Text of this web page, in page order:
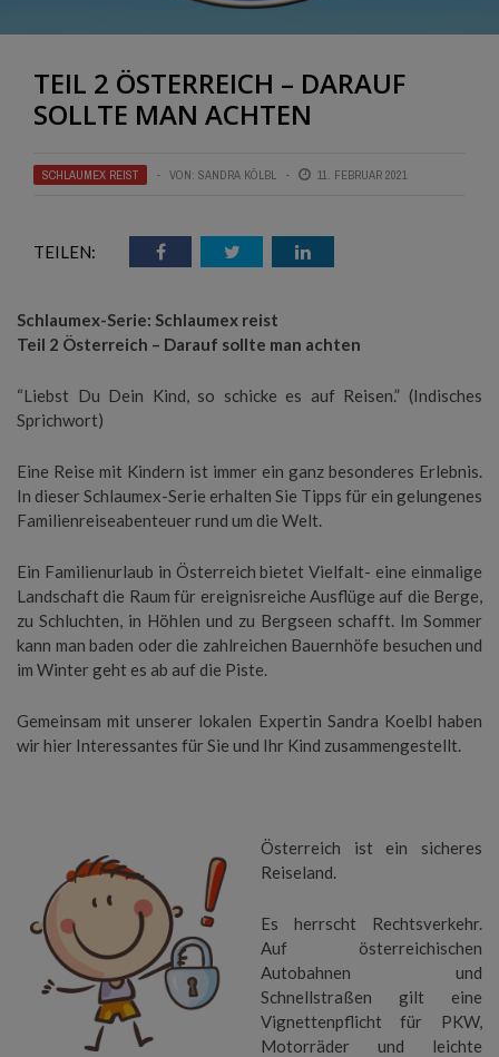
TEIL 2 ÖSTERREICH – DARAUF
SOLLTE MAN ACHTEN
SCHLAUMEX REIST VON: SANDRA KÖLBL 11. FEBRUAR 2021
TEILEN:
Schlaumex-Serie: Schlaumex reist
Teil 2 Österreich – Darauf sollte man achten
“Liebst Du Dein Kind, so schicke es auf Reisen.” (Indisches
Sprichwort)
Eine Reise mit Kindern ist immer ein ganz besonderes Erlebnis.
In dieser Schlaumex-Serie erhalten Sie Tipps für ein gelungenes
Familienreiseabenteuer rund um die Welt.
Ein Familienurlaub in Österreich bietet Vielfalt- eine einmalige
Landschaft die Raum für ereignisreiche Ausflüge auf die Berge,
zu Schluchten, in Höhlen und zu Bergseen schafft. Im Sommer
kann man baden oder die zahlreichen Bauernhöfe besuchen und
im Winter geht es ab auf die Piste.
Gemeinsam mit unserer lokalen Expertin Sandra Koelbl haben
wir hier Interessantes für Sie und Ihr Kind zusammengestellt.
Österreich ist ein sicheres
Reiseland.
Es herrscht Rechtsverkehr.
Auf österreichischen
Autobahnen und
Schnellstraßen gilt eine
Vignettenpflicht für PKW,
Motorräder und leichte